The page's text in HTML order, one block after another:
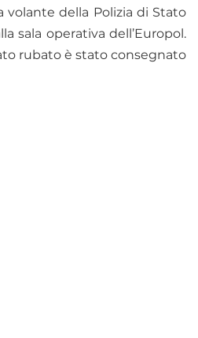
volante della Polizia di Stato
sala operativa dell’Europol.
rubato è stato consegnato